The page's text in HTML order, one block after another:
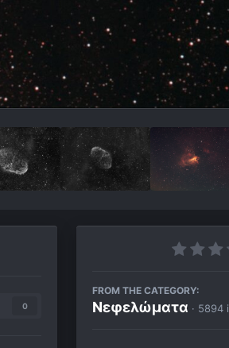
0
FROM THE CATEGORY:
Νεφελώματα · 5894